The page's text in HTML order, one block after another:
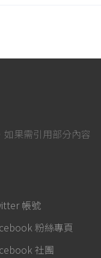
果需引用部分內容
帳號
粉絲專頁
社團